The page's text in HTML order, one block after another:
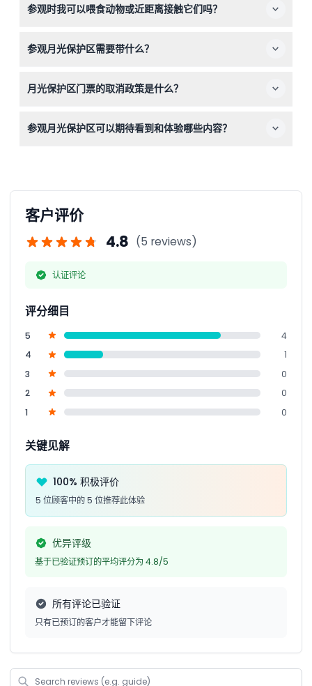
儿，是一个非常适合家庭体验的野生动物园。
参观时我可以喂食动物或近距离接触它们吗？
（含专业拍照），但这些体验和动物食品需额外付费，超出
参观月光保护区需要带什么？
机，尤其是计划参加夜间导览时。
月光保护区门票的取消政策是什么？
和时间，门票必须按预订使用。
参观月光保护区可以期待看到和体验哪些内容？
客户评价
4.8 (5 reviews)
认证评论
评分细目
5
4
4
1
3
0
2
0
1
0
关键见解
100% 积极评价
5 位顾客中的 5 位推荐此体验
优异评级
基于已验证预订的平均评分为 4.8/5
所有评论已验证
只有已预订的客户才能留下评论